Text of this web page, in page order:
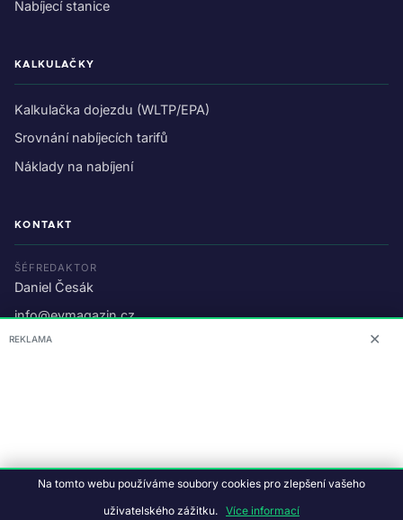
Nabíjecí stanice
KALKULAČKY
Kalkulačka dojezdu (WLTP/EPA)
Srovnání nabíjecích tarifů
Náklady na nabíjení
KONTAKT
ŠÉFREDAKTOR
Daniel Česák
info@evmagazin.cz
O nás
© 2026 EV Magazin.Podmínky a ochrana dat.
REKLAMA ✕
Na tomto webu používáme soubory cookies pro zlepšení vašeho
uživatelského zážitku. Více informací